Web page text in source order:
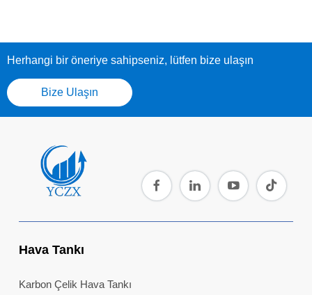
Herhangi bir öneriye sahipseniz, lütfen bize ulaşın
Bize Ulaşın
Hava Tankı
Karbon Çelik Hava Tankı